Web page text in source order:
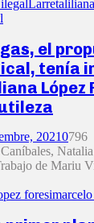
Larreta
el
tenía
López
20210796
de Mariu
foresi